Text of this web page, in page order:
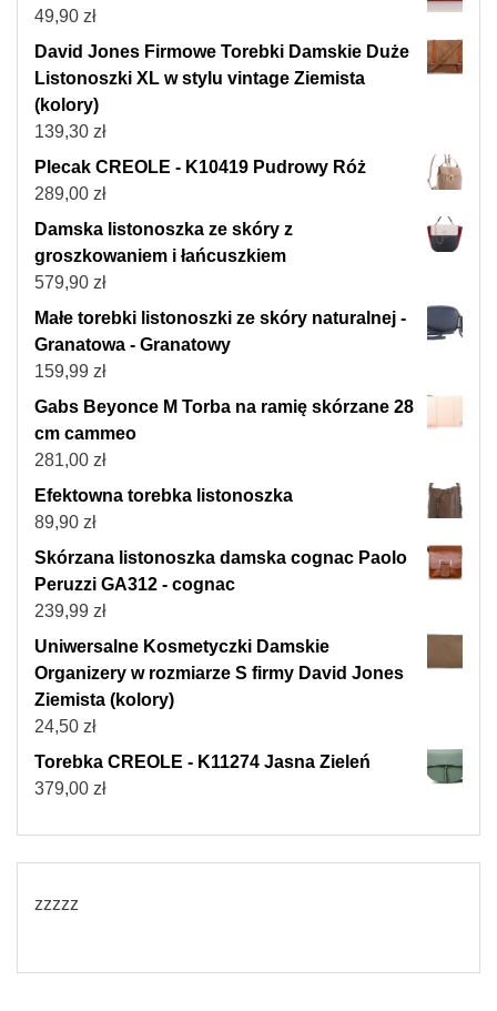
49,90 zł
David Jones Firmowe Torebki Damskie Duże
Listonoszki XL w stylu vintage Ziemista
(kolory)
139,30 zł
Plecak CREOLE - K10419 Pudrowy Róż
289,00 zł
Damska listonoszka ze skóry z
groszkowaniem i łańcuszkiem
579,90 zł
Małe torebki listonoszki ze skóry naturalnej -
Granatowa - Granatowy
159,99 zł
Gabs Beyonce M Torba na ramię skórzane 28
cm cammeo
281,00 zł
Efektowna torebka listonoszka
89,90 zł
Skórzana listonoszka damska cognac Paolo
Peruzzi GA312 - cognac
239,99 zł
Uniwersalne Kosmetyczki Damskie
Organizery w rozmiarze S firmy David Jones
Ziemista (kolory)
24,50 zł
Torebka CREOLE - K11274 Jasna Zieleń
379,00 zł
zzzzz